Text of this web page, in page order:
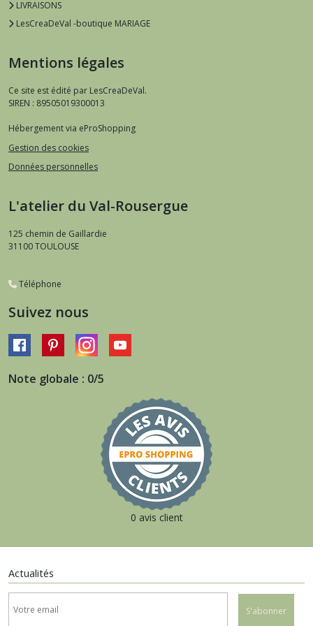
LIVRAISONS
LesCreaDeVal -boutique MARIAGE
Mentions légales
Ce site est édité par LesCreaDeVal.
SIREN : 89505019300013
Hébergement via eProShopping
Gestion des cookies
Données personnelles
L'atelier du Val-Rousergue
125 chemin de Gaillardie
31100TOULOUSE
Téléphone
Suivez nous
Note globale : 0/5
0 avis client
Actualités
S'abonner